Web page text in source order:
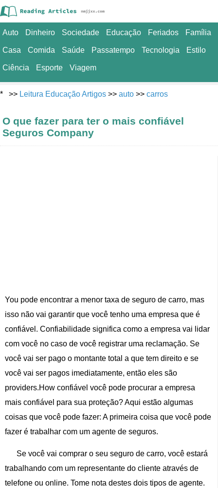
Auto Dinheiro Sociedade Educação Feriados Família
Casa Comida Saúde Passatempo Tecnologia Estilo
Ciência Esporte Viagem
* >> Leitura Educação Artigos >> auto >> carros
O que fazer para ter o mais confiável
Seguros Company
You pode encontrar a menor taxa de seguro de carro, mas
isso não vai garantir que você tenho uma empresa que é
confiável. Confiabilidade significa como a empresa vai lidar
com você no caso de você registrar uma reclamação. Se
você vai ser pago o montante total a que tem direito e se
você vai ser pagos imediatamente, então eles são
providers.How confiável você pode procurar a empresa
mais confiável para sua proteção? Aqui estão algumas
coisas que você pode fazer: A primeira coisa que você pode
fazer é trabalhar com um agente de seguros.
Se você vai comprar o seu seguro de carro, você estará
trabalhando com um representante do cliente através de
telefone ou online. Tome nota destes dois tipos de agente.